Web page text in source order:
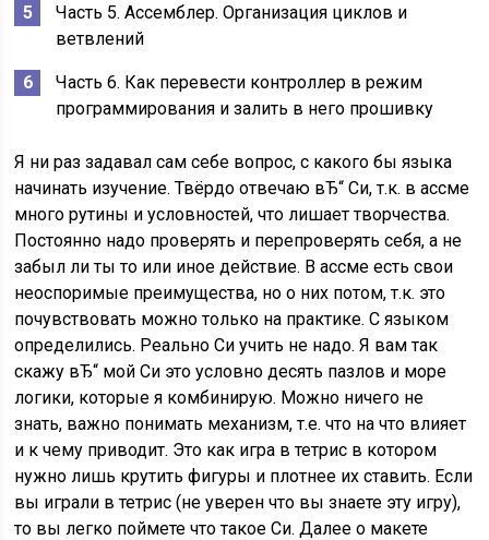
Часть 5. Ассемблер. Организация циклов и
ветвлений
Часть 6. Как перевести контроллер в режим
программирования и залить в него прошивку
Я ни раз задавал сам себе вопрос, с какого бы языка
начинать изучение. Твёрдо отвечаю вЂ“ Си, т.к. в ассме
много рутины и условностей, что лишает творчества.
Постоянно надо проверять и перепроверять себя, а не
забыл ли ты то или иное действие. В ассме есть свои
неоспоримые преимущества, но о них потом, т.к. это
почувствовать можно только на практике. C языком
определились. Реально Си учить не надо. Я вам так
скажу вЂ“ мой Си это условно десять пазлов и море
логики, которые я комбинирую. Можно ничего не
знать, важно понимать механизм, т.е. что на что влияет
и к чему приводит. Это как игра в тетрис в котором
нужно лишь крутить фигуры и плотнее их ставить. Если
вы играли в тетрис (не уверен что вы знаете эту игру),
то вы легко поймете что такое Си. Далее о макете